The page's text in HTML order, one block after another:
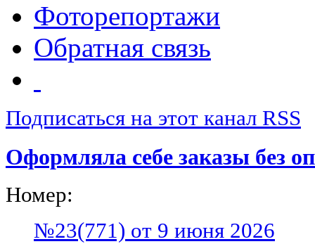
Фоторепортажи
Обратная связь
Подписаться на этот канал RSS
Оформляла себе заказы без
Номер:
№23(771) от 9 июня 2026